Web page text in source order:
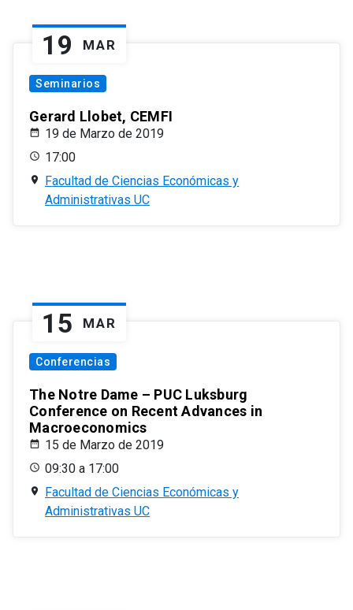
19 MAR
Seminarios
Gerard Llobet, CEMFI
19 de Marzo de 2019
17:00
Facultad de Ciencias Económicas y
Administrativas UC
15 MAR
Conferencias
The Notre Dame – PUC Luksburg
Conference on Recent Advances in
Macroeconomics
15 de Marzo de 2019
09:30 a 17:00
Facultad de Ciencias Económicas y
Administrativas UC